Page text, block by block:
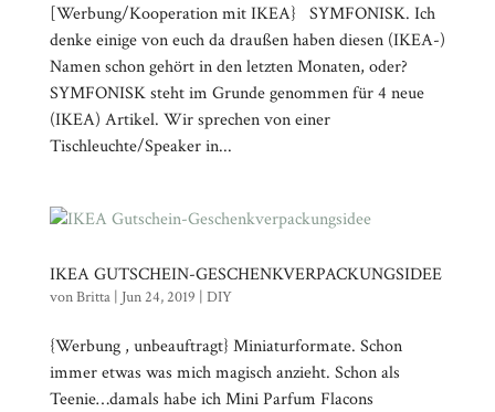
[Werbung/Kooperation mit IKEA} SYMFONISK. Ich
denke einige von euch da draußen haben diesen (IKEA-)
Namen schon gehört in den letzten Monaten, oder?
SYMFONISK steht im Grunde genommen für 4 neue
(IKEA) Artikel. Wir sprechen von einer
Tischleuchte/Speaker in...
IKEA GUTSCHEIN-GESCHENKVERPACKUNGSIDEE
vonBritta| Jun 24, 2019 | DIY
{Werbung , unbeauftragt} Miniaturformate. Schon
immer etwas was mich magisch anzieht. Schon als
Teenie…damals habe ich Mini Parfum Flacons